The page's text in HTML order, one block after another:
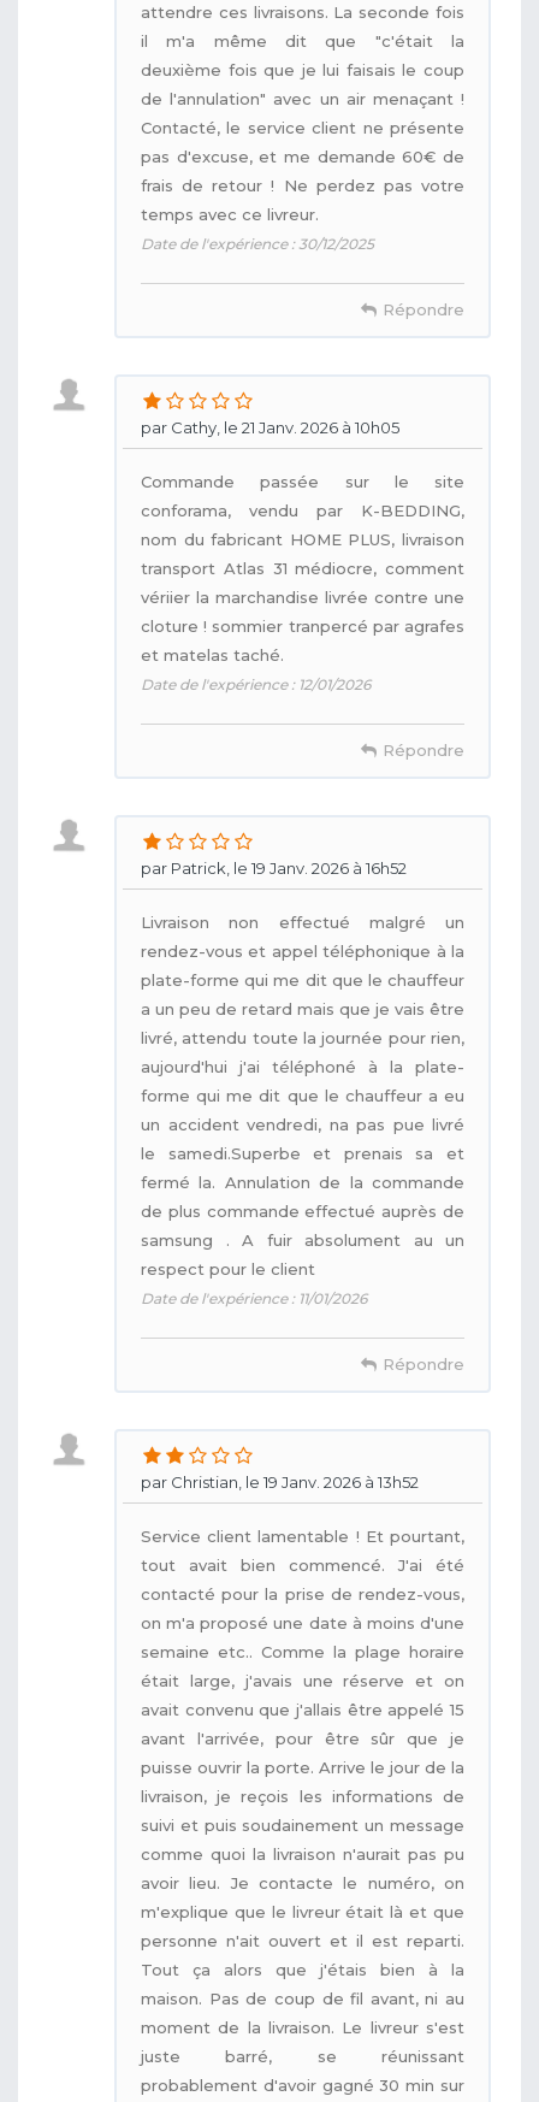
attendre ces livraisons. La seconde fois
il m'a même dit que "c'était la
deuxième fois que je lui faisais le coup
de l'annulation" avec un air menaçant !
Contacté, le service client ne présente
pas d'excuse, et me demande 60€ de
frais de retour ! Ne perdez pas votre
temps avec ce livreur.
Date de l'expérience : 30/12/2025
Répondre
par Cathy, le 21 Janv. 2026 à 10h05
Commande passée sur le site
conforama, vendu par K-BEDDING,
nom du fabricant HOME PLUS, livraison
transport Atlas 31 médiocre, comment
vériier la marchandise livrée contre une
cloture ! sommier tranpercé par agrafes
et matelas taché.
Date de l'expérience : 12/01/2026
Répondre
par Patrick, le 19 Janv. 2026 à 16h52
Livraison non effectué malgré un
rendez-vous et appel téléphonique à la
plate-forme qui me dit que le chauffeur
a un peu de retard mais que je vais être
livré, attendu toute la journée pour rien,
aujourd'hui j'ai téléphoné à la plate-
forme qui me dit que le chauffeur a eu
un accident vendredi, na pas pue livré
le samedi.Superbe et prenais sa et
fermé la. Annulation de la commande
de plus commande effectué auprès de
samsung . A fuir absolument au un
respect pour le client
Date de l'expérience : 11/01/2026
Répondre
par Christian, le 19 Janv. 2026 à 13h52
Service client lamentable ! Et pourtant,
tout avait bien commencé. J'ai été
contacté pour la prise de rendez-vous,
on m'a proposé une date à moins d'une
semaine etc.. Comme la plage horaire
était large, j'avais une réserve et on
avait convenu que j'allais être appelé 15
avant l'arrivée, pour être sûr que je
puisse ouvrir la porte. Arrive le jour de la
livraison, je reçois les informations de
suivi et puis soudainement un message
comme quoi la livraison n'aurait pas pu
avoir lieu. Je contacte le numéro, on
m'explique que le livreur était là et que
personne n'ait ouvert et il est reparti.
Tout ça alors que j'étais bien à la
maison. Pas de coup de fil avant, ni au
moment de la livraison. Le livreur s'est
juste barré, se réunissant
probablement d'avoir gagné 30 min sur